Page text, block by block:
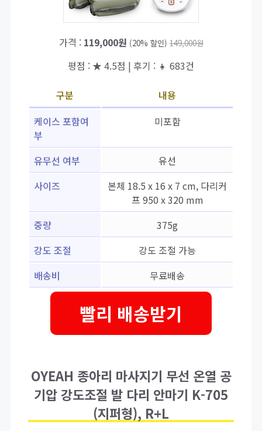
가격 : 119,000원 (20% 할인) 149,000원
평점 : ★ 4.5점 | 후기 : 👧 683건
구분
내용
케이스 포함여
부
미포함
유무선 여부
유선
사이즈
본체 18.5 x 16 x 7 cm, 다리커
프 950 x 320 mm
중량
375g
강도 조절
강도 조절 가능
배송비
무료배송
빨리 배송받기
OYEAH 종아리 마사지기 무선 온열 공
기압 강도조절 발 다리 안마기 K-705
(지퍼형), R+L